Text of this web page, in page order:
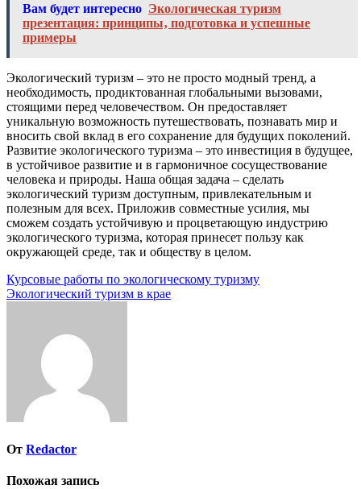
Вам будет интересно Экологическая туризм
презентация: принципы‚ подготовка и успешные
примеры
Экологический туризм – это не просто модный тренд, а
необходимость, продиктованная глобальными вызовами,
стоящими перед человечеством. Он предоставляет
уникальную возможность путешествовать, познавать мир и
вносить свой вклад в его сохранение для будущих поколений.
Развитие экологического туризма – это инвестиция в будущее,
в устойчивое развитие и в гармоничное сосуществование
человека и природы. Наша общая задача – сделать
экологический туризм доступным, привлекательным и
полезным для всех. Приложив совместные усилия, мы
сможем создать устойчивую и процветающую индустрию
экологического туризма, которая принесет пользу как
окружающей среде, так и обществу в целом.
Навигация
по
Курсовые работы по экологическому туризму
Экологический туризм в крае
От Redactor
Похожая запись